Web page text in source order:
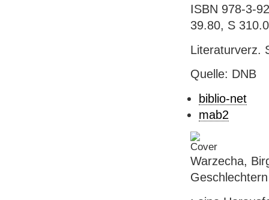
ISBN 978-3-
39.80, S
Literaturverz.
Quelle: DNB
biblio-net
mab2
Warzecha,